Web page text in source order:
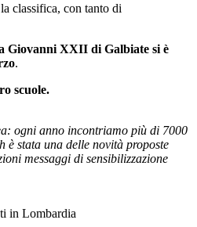
classifica, con tanto di
Giovanni XXII di Galbiate si è
.
scuole.
ogni anno incontriamo più di 7000
è stata una delle novità proposte
messaggi di sensibilizzazione
in Lombardia